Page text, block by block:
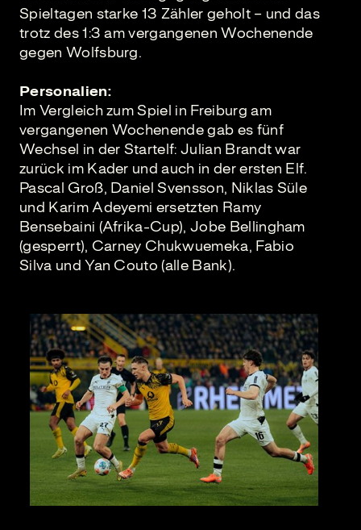
Spieltagen starke 13 Zähler geholt – und das
trotz des 1:3 am vergangenen Wochenende
gegen Wolfsburg.
Personalien:
Im Vergleich zum Spiel in Freiburg am
vergangenen Wochenende gab es fünf
Wechsel in der Startelf: Julian Brandt war
zurück im Kader und auch in der ersten Elf.
Pascal Groß, Daniel Svensson, Niklas Süle
und Karim Adeyemi ersetzten Ramy
Bensebaini (Afrika-Cup), Jobe Bellingham
(gesperrt), Carney Chukwuemeka, Fabio
Silva und Yan Couto (alle Bank).